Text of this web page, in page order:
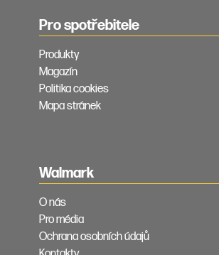
Pro spotřebitele
Produkty
Magazín
Politika cookies
Mapa stránek
Walmark
O nás
Pro média
Ochrana osobních údajů